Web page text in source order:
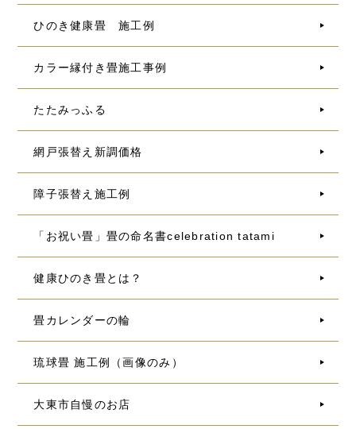
ひのき健康畳 施工例
カラー縁付き畳施工事例
たたみっふる
網戸張替え新調価格
障子張替え施工例
「お祝い畳」畳の命名書celebration tatami
健康ひのき畳とは？
畳カレンダーの輪
琉球畳 施工例（画像のみ）
大東市自慢のお店